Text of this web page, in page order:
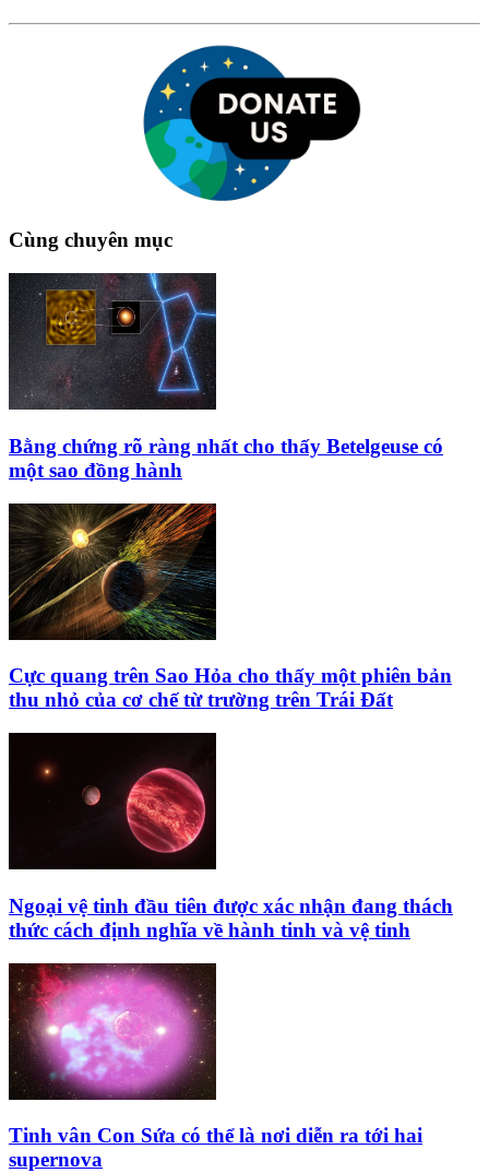
Cùng chuyên mục
Bằng chứng rõ ràng nhất cho thấy Betelgeuse có
một sao đồng hành
Cực quang trên Sao Hỏa cho thấy một phiên bản
thu nhỏ của cơ chế từ trường trên Trái Đất
Ngoại vệ tinh đầu tiên được xác nhận đang thách
thức cách định nghĩa về hành tinh và vệ tinh
Tinh vân Con Sứa có thể là nơi diễn ra tới hai
supernova